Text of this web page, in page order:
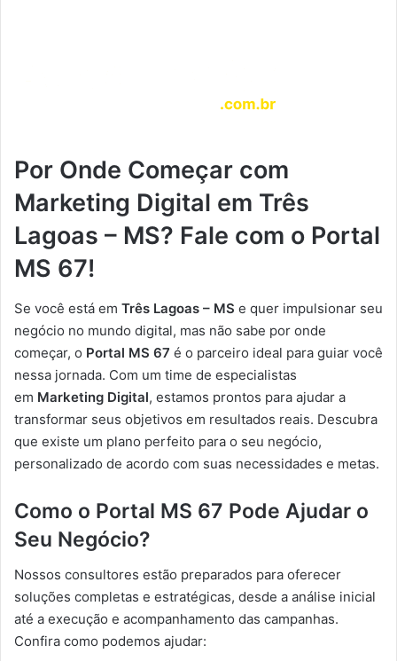
Por Onde Começar com
Marketing Digital em Três
Lagoas – MS? Fale com o Portal
MS 67!
Se você está em Três Lagoas – MS e quer impulsionar seu
negócio no mundo digital, mas não sabe por onde
começar, o Portal MS 67 é o parceiro ideal para guiar você
nessa jornada. Com um time de especialistas
em Marketing Digital, estamos prontos para ajudar a
transformar seus objetivos em resultados reais. Descubra
que existe um plano perfeito para o seu negócio,
personalizado de acordo com suas necessidades e metas.
Como o Portal MS 67 Pode Ajudar o
Seu Negócio?
Nossos consultores estão preparados para oferecer
soluções completas e estratégicas, desde a análise inicial
até a execução e acompanhamento das campanhas.
Confira como podemos ajudar: